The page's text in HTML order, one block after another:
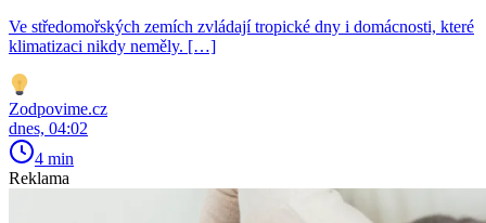
Ve středomořských zemích zvládají tropické dny i domácnosti, které
klimatizaci nikdy neměly. […]
Zodpovime.cz
dnes, 04:02
4 min
Reklama